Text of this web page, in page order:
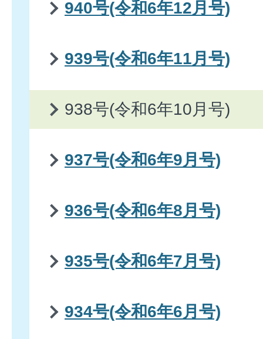
940号(令和6年12月号)
939号(令和6年11月号)
938号(令和6年10月号)
937号(令和6年9月号)
936号(令和6年8月号)
935号(令和6年7月号)
934号(令和6年6月号)